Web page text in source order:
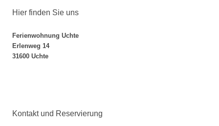
Hier finden Sie uns
Ferienwohnung Uchte
Erlenweg 14
31600 Uchte
Kontakt und Reservierung